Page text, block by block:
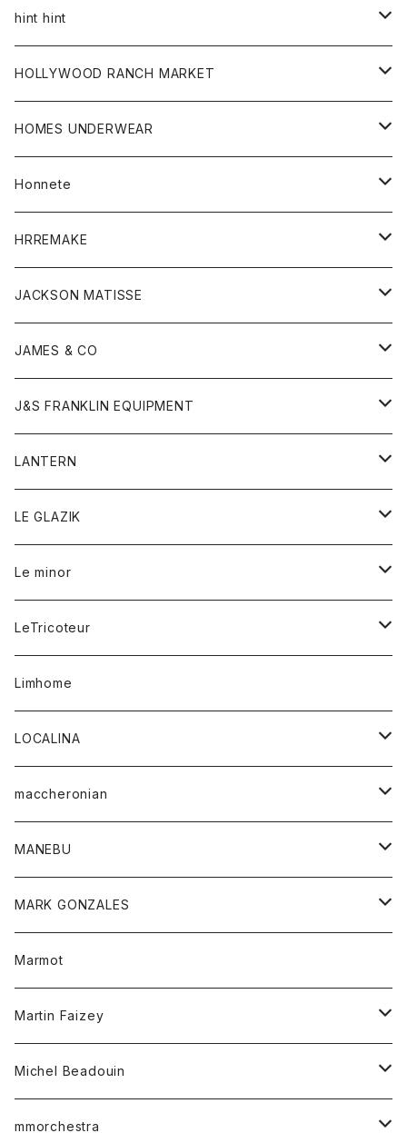
ジャケット
トップス
シャツ
カーディガン
ボトム
グッズ
帽子
帽子
hint hint
ストール
HOLLYWOOD RANCH MARKET
アウター
カーディガン
コート
フリース
アクセサリー
ウォレット
ストール
マフラー
リング
キッズ
Tシャツ
グッズ
アンダーウェア
靴
バンダナ
トップス
カーディガン
ジャケット
タンクトップ
Tシャツ
ベスト
ポロシャツ
ロングスリーブTシャツ
ボトム
オーバーオール
ショートパンツ
レディース
アウター
カーディガン
セーター
チュニック
HOMES UNDERWEAR
アウター
カーディガン
コート
キッズ
Tシャツ
ロンパース
グッズ
靴
ストール
トップス
カットソー
シャツ
ボトム
オーバーオール
ショートパンツ
レディース
オーバーオール
シャツ
ワンピース
ワンピース
Honnete
ブラウス
ワンピース
HRREMAKE
バック
キッズ
トレーナー
トップス
Gジャケット
スウェット
帽子
JACKSON MATISSE
Tシャツ
帽子
JAMES & CO
ボトム
J&S FRANKLIN EQUIPMENT
アウター
LANTERN
アウター
Tシャツ
LE GLAZIK
レディース
コート
シャツ
ワンピース
Tシャツ
Le minor
ボトム
スカート
パンツ
レディース
アウター
カットソー
トップス
シャツ
LeTricoteur
カーディガン
Limhome
LOCALINA
ロングスリーブテーシャツ
maccheronian
靴
MANEBU
靴
MARK GONZALES
トップス
Tシャツ
Marmot
Martin Faizey
ベルト
Michel Beadouin
トップス
mmorchestra